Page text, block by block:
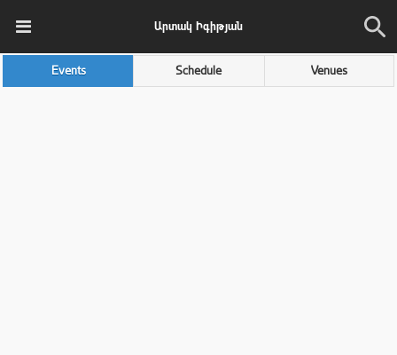
Արտակ Իգիթյան
Events Schedule Venues